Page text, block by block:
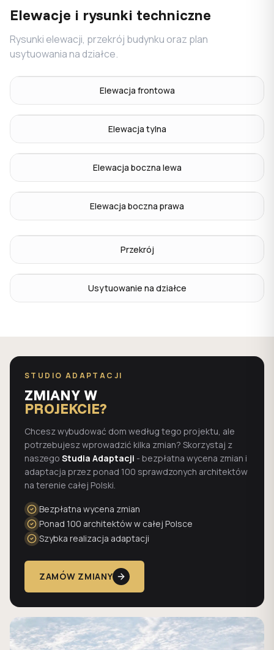
Elewacje i rysunki techniczne
Rysunki elewacji, przekrój budynku oraz plan
usytuowania na działce.
Elewacja frontowa
Elewacja tylna
Elewacja boczna lewa
Elewacja boczna prawa
Przekrój
Usytuowanie na działce
STUDIO ADAPTACJI
ZMIANY W
PROJEKCIE?
Chcesz wybudować dom według tego projektu, ale
potrzebujesz wprowadzić kilka zmian? Skorzystaj z
naszego Studia Adaptacji - bezpłatna wycena zmian i
adaptacja przez ponad 100 sprawdzonych architektów
na terenie całej Polski.
Bezpłatna wycena zmian
Ponad 100 architektów w całej Polsce
Szybka realizacja adaptacji
ZAMÓW ZMIANY